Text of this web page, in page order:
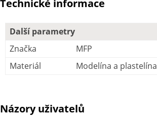
Technické informace
Další parametry
Značka
MFP
Materiál
Modelína a plastelína
Názory uživatelů